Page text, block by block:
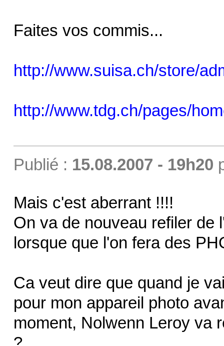
Faites vos commis...
http://www.suisa.ch/store/
http://www.tdg.ch/pages/
Publié : 15.08.2007 - 19h20
Mais c'est aberrant !!!!
On va de nouveau refiler de
lorsque que l'on fera des
Ca veut dire que quand je
pour mon appareil photo
moment, Nolwenn Leroy va